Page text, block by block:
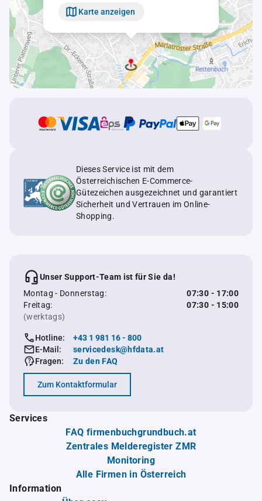
Karte anzeigen
Dieses Service ist mit dem
Österreichischen E-Commerce-
Gütezeichen ausgezeichnet und garantiert
Sicherheit und Vertrauen im Online-
Shopping.
Unser Support-Team ist für Sie da!
Montag - Donnerstag:
07:30 - 17:00
Freitag:
07:30 - 15:00
(werktags)
Hotline:
+43 1 981 16 - 800
E-Mail:
servicedesk@hfdata.at
Fragen:
Zu den FAQ
Zum Kontaktformular
Services
FAQ firmenbuchgrundbuch.at
Zentrales Melderegister ZMR
Monitoring
Alle Firmen in Österreich
Information